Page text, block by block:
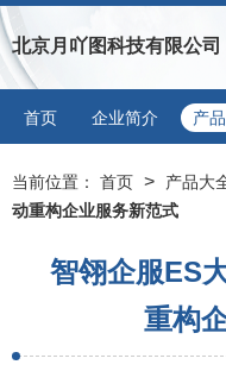
北京月吖图科技有限公司
首页 企业简介 产
当前位置： 首页 > 产品大
动重构企业服务新范式
智翎企服ES
重构